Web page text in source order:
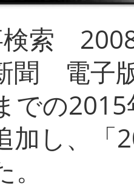
索
聞 電子
での
加し、「
し